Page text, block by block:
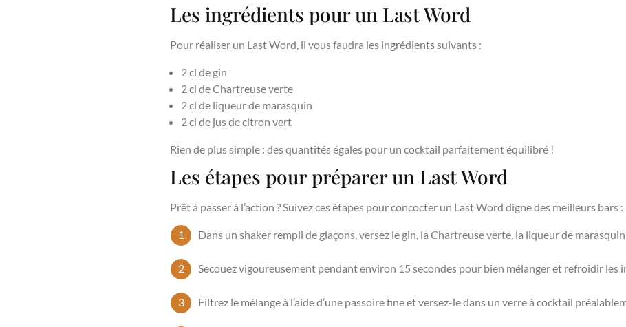
Les ingrédients pour un Last Word
Pour réaliser un Last Word, il vous faudra les ingrédients suivants :
2 cl de gin
2 cl de Chartreuse verte
2 cl de liqueur de marasquin
2 cl de jus de citron vert
Rien de plus simple : des quantités égales pour un cocktail parfaitement équilibré !
Les étapes pour préparer un Last Word
Prêt à passer à l’action ? Suivez ces étapes pour concocter un Last Word digne des meilleurs bars :
Dans un shaker rempli de glaçons, versez le gin, la Chartreuse verte, la liqueur de
Secouez vigoureusement pendant environ 15 secondes pour bien mélanger et refroidir les
Filtrez le mélange à l’aide d’une passoire fine et versez-le dans un verre à cocktail